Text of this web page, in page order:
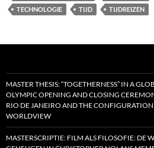
TECHNOLOGIE
TIJD TIJDREIZEN
MASTER THESIS: “TOGETHERNESS” IN A
OLYMPIC OPENING AND CLOSING
RIO DE JANEIRO AND THE CONFIGURATION
WORLDVIEW
MASTERSCRIPTIE: FILM ALS FILOSOFIE: DE